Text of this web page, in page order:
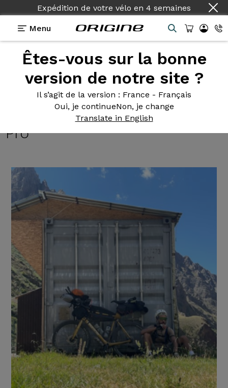
Expédition de votre vélo en 4 semaines
Menu
Êtes-vous sur la bonne
version de notre site ?
Il s’agit de la version : France - Français
Oui, je continueNon, je change
Translate in English
Témoignages>Gravel Graxx - Campagnolo Ekar 13v
Gravel Graxx- Campagnolo
Ekar 13v - Prymahl Vega C35
Pro